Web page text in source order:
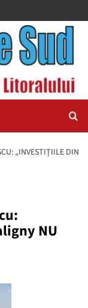
„INVESTIȚIILE DIN
NU